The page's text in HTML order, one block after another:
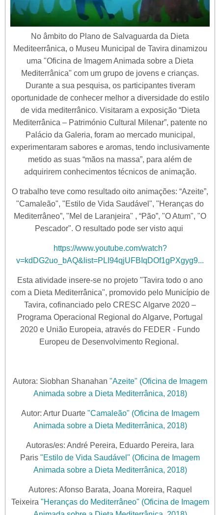
No âmbito do Plano de Salvaguarda da Dieta
Mediteerrânica, o Museu Municipal de Tavira dinamizou
uma "Oficina de Imagem Animada sobre a Dieta
Mediterrânica" com um grupo de jovens e crianças.
Durante a sua pesquisa, os participantes tiveram
oportunidade de conhecer melhor a diversidade do estilo
de vida mediterrânico. Visitaram a exposição “Dieta
Mediterrânica – Património Cultural Milenar”, patente no
Palácio da Galeria, foram ao mercado municipal,
experimentaram sabores e aromas, tendo inclusivamente
metido as suas “mãos na massa”, para além de
adquirirem conhecimentos técnicos de animação.
O trabalho teve como resultado oito animações: “Azeite”,
"Camaleão", "Estilo de Vida Saudável", "Heranças do
Mediterrâneo”, "Mel de Laranjeira" , “Pão”, "O Atum", "O
Pescador". O resultado pode ser visto aqui
https://www.youtube.com/watch?
v=kdDG2uo_bAQ&list=PLI94qjUFBIqDOf1gPXgyg9...
Esta atividade insere-se no projeto "Tavira todo o ano
com a Dieta Mediterrânica", promovido pelo Município de
Tavira, cofinanciado pelo CRESC Algarve 2020 –
Programa Operacional Regional do Algarve, Portugal
2020 e União Europeia, através do FEDER - Fundo
Europeu de Desenvolvimento Regional.
Autora: Siobhan Shanahan "Azeite" (Oficina de Imagem
Animada sobre a Dieta Mediterrânica, 2018)
Autor: Artur Duarte "Camaleão" (Oficina de Imagem
Animada sobre a Dieta Mediterrânica, 2018)
Autoras/es: André Pereira, Eduardo Pereira, Iara
Paris "Estilo de Vida Saudável" (Oficina de Imagem
Animada sobre a Dieta Mediterrânica, 2018)
Autores: Afonso Barata, Joana Moreira, Raquel
Teixeira "Heranças do Mediterrâneo" (Oficina de Imagem